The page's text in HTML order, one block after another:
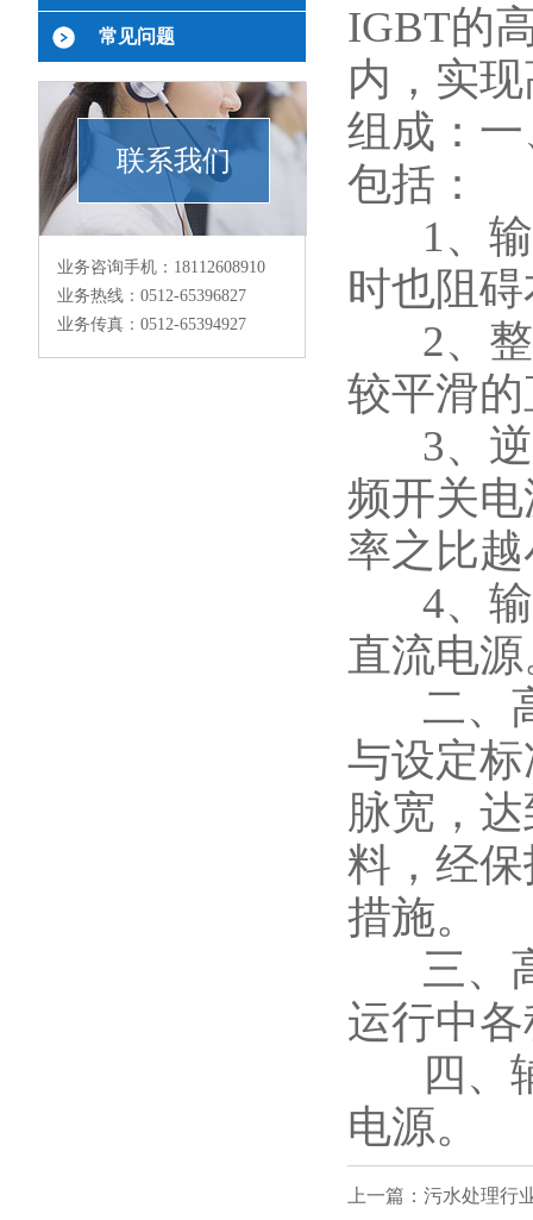
常见问题
联系我们
业务咨询手机：18112608910
业务热线：0512-65396827
业务传真：0512-65394927
IGBT的
内，实
组成：
包括：
1、输
时也阻
2、整
较平滑
3、逆
频开关
率之比
4、输
直流电
二、高
与设定
脉宽，
料，经
措施。
三、高
运行中
四、辅
电源。
上一篇：污水处理行